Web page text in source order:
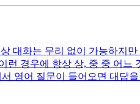
대화는 무리 없이 가능하지
경우에 항상 상, 중 중 어
영어 질문이 들어오면 대답